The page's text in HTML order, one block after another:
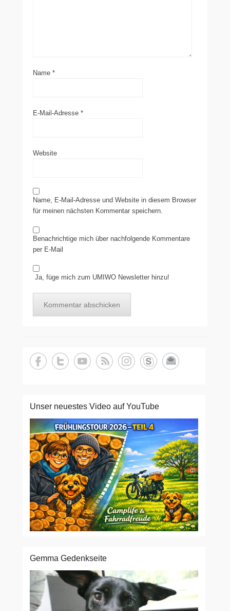
Name *
E-Mail-Adresse *
Website
Name, E-Mail-Adresse und Website in diesem Browser
für meinen nächsten Kommentar speichern.
Benachrichtige mich über nachfolgende Kommentare
per E-Mail
Ja, füge mich zum UMIWO Newsletter hinzu!
Unser neuestes Video auf YouTube
Gemma Gedenkseite